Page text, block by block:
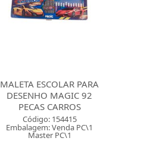
MALETA ESCOLAR PARA
DESENHO MAGIC 92
PECAS CARROS
Código: 154415
Embalagem: Venda PC\1
Master PC\1